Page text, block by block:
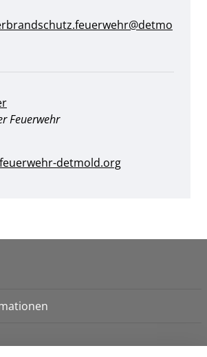
Feuerwehr
detmold.org